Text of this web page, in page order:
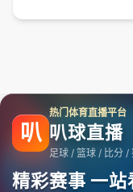
叭
热门体育直播平台
叭球直播
足球 / 篮球 / 比分 /
精彩赛事 一站